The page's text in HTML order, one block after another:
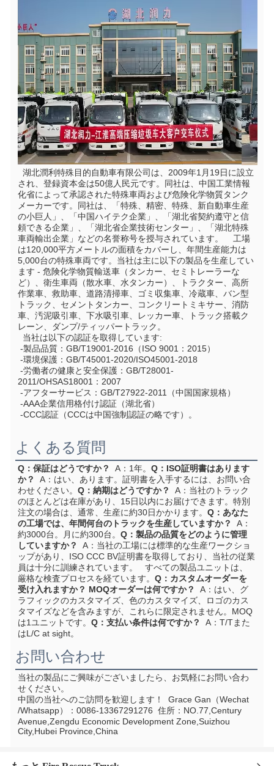
され、登録資本金は50億人民元です。同社は、中国工業情報
化省によって承認された特殊車両および危険化学物質タンク
メーカーです。同社は、「特殊、精密、特殊、新自動車生産
の小巨人」、「中国ハイテク企業」、「湖北省契約遵守と信
頼できる企業」、「湖北省企業技術センター」、「湖北特殊
車両輸出企業」などの名誉称号を授与されています。    工場
は120,000平方メートルの面積をカバーし、年間生産能力は
5,000台の特殊車両です。当社は主に以下の製品を生産してい
ます - 危険化学物質輸送車（タンカー、セミトレーラーな
ど）、衛生車両（散水車、水タンカー）、トラクター、高所
作業車、救助車、道路清掃車、ゴミ収集車、冷蔵車、バン型
トラック、セメントタンカー、コンクリートミキサー、消防
車、汚泥吸引車、下水吸引車、レッカー車、トラック搭載ク
レーン、ダンプ/ティッパートラック。
  当社は以下の認証を取得しています:
-製品品質：GB/T19001-2016（ISO 9001：2015）
-環境保護：GB/T45001-2020/ISO45001-2018
2011/OHSAS18001：2007
-アフターサービス：GB/T27922-2011（中国国家規格）
-AAA企業信用格付け認証（湖北省）
-CCC認証（CCCは中国強制認証の略です）。
よくある質問
Q：保証はどうですか？
  A：1年。
Q：ISO証明書はあります
か？
  A：はい、あります。証明書を入手するには、お問い合
わせください。 Q：納期はどうですか？
  A：当社のトラック
のほとんどは在庫があり、15日以内にお届けできます。特別
注文の場合は、通常、生産に約30日かかります。 Q：あなた
の工場では、年間何台のトラックを生産していますか？
  A：
約3000台。月に約300台。 Q：製品の品質をどのように管理
していますか？
  A：当社の工場には標準的な生産ワークショ
ップがあり、ISO CCC BV証明書を取得しており、当社の従業
員は十分に訓練されています。   すべての製品ユニットは、
厳格な検査プロセスを経ています。 Q：カスタムオーダーを
受け入れますか？ MOQオーダーは何ですか？
  A：はい、グ
ラフィックのカスタマイズ、色のカスタマイズ、ロゴのカス
タマイズなどを含みますが、これらに限定されません。MOQ
は1ユニットです。 Q：支払い条件は何ですか？
  A：T/Tまた
はL/C at sight。
お問い合わせ
当社の製品にご興味がございましたら、お気軽にお問い合わ
せください。
中国の当社へのご訪問を歓迎します！
  Grace Gan（Wechat
/Whatsapp）：0086-13367291276  住所： NO.77,Century
Avenue,Zengdu Economic Development Zone,Suizhou
City,Hubei Province,China